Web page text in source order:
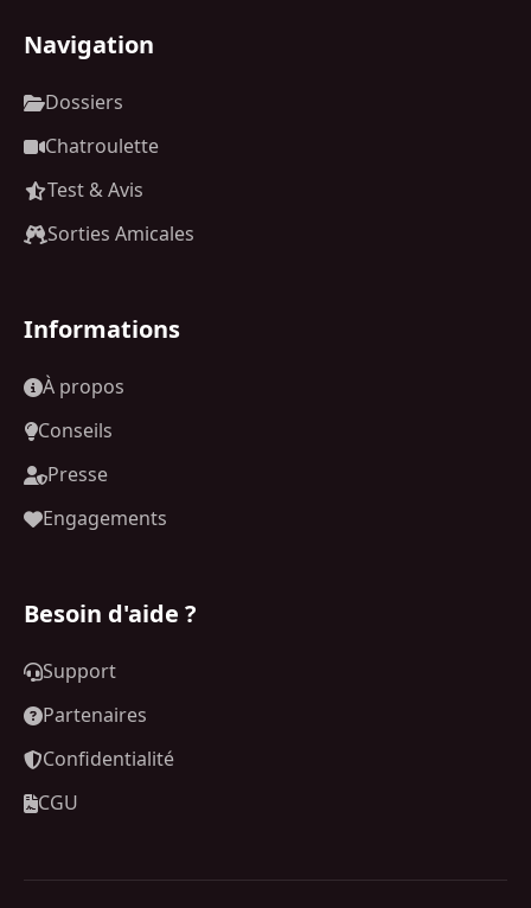
Navigation
Dossiers
Chatroulette
Test & Avis
Sorties Amicales
Informations
À propos
Conseils
Presse
Engagements
Besoin d'aide ?
Support
Partenaires
Confidentialité
CGU